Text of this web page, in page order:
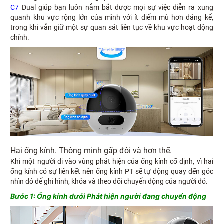
C7 Dual giúp bạn luôn nắm bắt được mọi sự việc diễn ra xung
quanh khu vực rộng lớn của mình với ít điểm mù hơn đáng kể,
trong khi vẫn giữ một sự quan sát liên tục về khu vực hoạt động
chính.
Hai ống kính. Thông minh gấp đôi và hơn thế.
Khi một người đi vào vùng phát hiện của ống kính cố định, vì hai
ống kính có sự liên kết nên ống kính PT sẽ tự động quay đến góc
nhìn đó để ghi hình, khóa và theo dõi chuyển động của người đó.
Bước 1: Ống kính dưới Phát hiện người đang chuyển động